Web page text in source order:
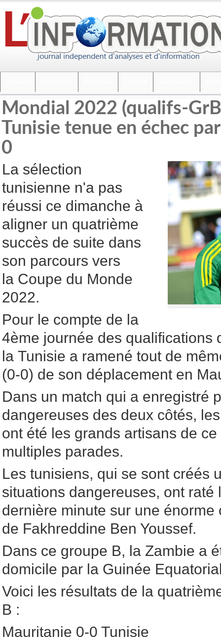
Mondial 2022 (qualifs-
Tunisie tenue en échec
0
La sélection
tunisienne n'a pas
réussi ce dimanche à
aligner un quatrième
succès de suite dans
son parcours vers
la Coupe du Monde
2022.
Pour le compte de la
4ème journée des qualifications
la Tunisie a ramené tout de
(0-0) de son déplacement en
Dans un match qui a enregistré
dangereuses des deux côtés,
ont été les grands artisans de
multiples parades.
Les tunisiens, qui se sont créés
situations dangereuses, ont raté
dernière minute sur une énorme
de Fakhreddine Ben Youssef.
Dans ce groupe B, la Zambie a
domicile par la Guinée
Voici les résultats de la
B :
Mauritanie 0-0 Tunisie